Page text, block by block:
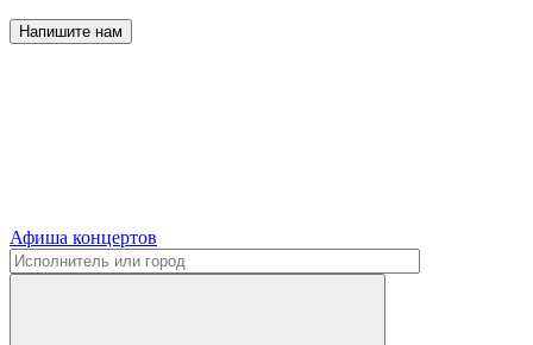
Напишите нам
Афиша концертов